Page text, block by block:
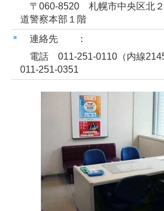
〒060-8520 札幌市中央区北
道警察本部１階
連絡先 ：
電話 011-251-0110（内線
011-251-0351